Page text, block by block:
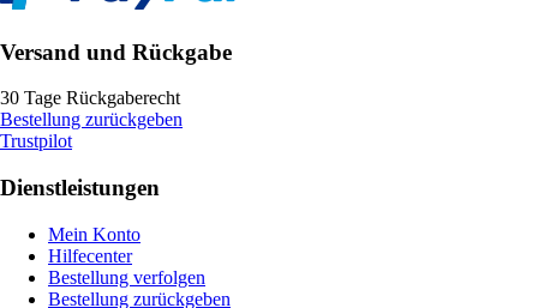
Versand und Rückgabe
30 Tage Rückgaberecht
Bestellung zurückgeben
Trustpilot
Dienstleistungen
Mein Konto
Hilfecenter
Bestellung verfolgen
Bestellung zurückgeben